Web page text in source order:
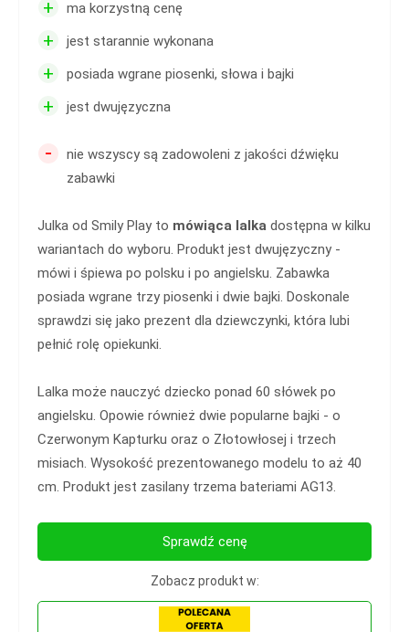
+ ma korzystną cenę
+ jest starannie wykonana
+ posiada wgrane piosenki, słowa i bajki
+ jest dwujęzyczna
-
nie wszyscy są zadowoleni z jakości dźwięku
zabawki
Julka od Smily Play to mówiąca lalka dostępna w kilku
wariantach do wyboru. Produkt jest dwujęzyczny -
mówi i śpiewa po polsku i po angielsku. Zabawka
posiada wgrane trzy piosenki i dwie bajki. Doskonale
sprawdzi się jako prezent dla dziewczynki, która lubi
pełnić rolę opiekunki.
Lalka może nauczyć dziecko ponad 60 słówek po
angielsku. Opowie również dwie popularne bajki - o
Czerwonym Kapturku oraz o Złotowłosej i trzech
misiach. Wysokość prezentowanego modelu to aż 40
cm. Produkt jest zasilany trzema bateriami AG13.
Sprawdź cenę
Zobacz produkt w: